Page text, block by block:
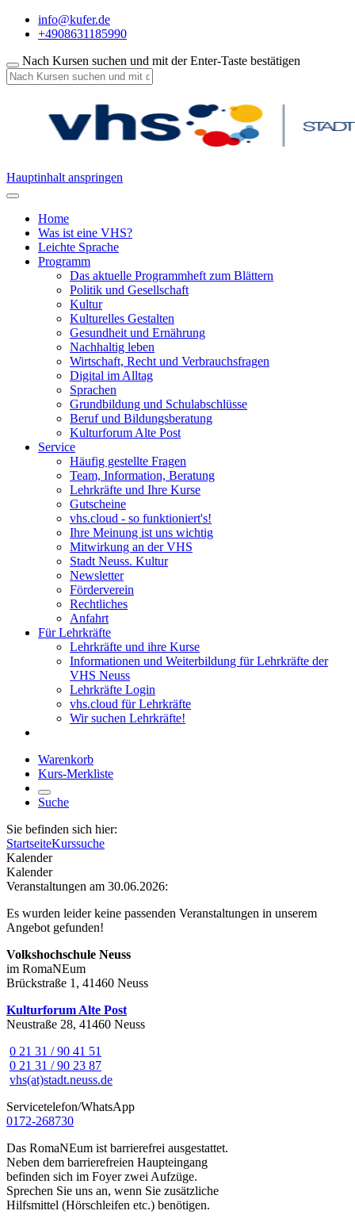
info@kufer.de
+4908631185990
Nach Kursen suchen und mit der Enter-Taste bestätigen
Hauptinhalt anspringen
Home
Was ist eine VHS?
Leichte Sprache
Programm
Das aktuelle Programmheft zum Blättern
Politik und Gesellschaft
Kultur
Kulturelles Gestalten
Gesundheit und Ernährung
Nachhaltig leben
Wirtschaft, Recht und Verbrauchsfragen
Digital im Alltag
Sprachen
Grundbildung und Schulabschlüsse
Beruf und Bildungsberatung
Kulturforum Alte Post
Service
Häufig gestellte Fragen
Team, Information, Beratung
Lehrkräfte und Ihre Kurse
Gutscheine
vhs.cloud - so funktioniert's!
Ihre Meinung ist uns wichtig
Mitwirkung an der VHS
Stadt Neuss. Kultur
Newsletter
Förderverein
Rechtliches
Anfahrt
Für Lehrkräfte
Lehrkräfte und ihre Kurse
Informationen und Weiterbildung für Lehrkräfte der
VHS Neuss
Lehrkräfte Login
vhs.cloud für Lehrkräfte
Wir suchen Lehrkräfte!
Warenkorb
Kurs-Merkliste
Suche
Sie befinden sich hier:
StartseiteKurssuche
Kalender
Kalender
Veranstaltungen am 30.06.2026:
Es wurden leider keine passenden Veranstaltungen in unserem
Angebot gefunden!
Volkshochschule Neuss
im RomaNEum
Brückstraße 1, 41460 Neuss
Kulturforum Alte Post
Neustraße 28, 41460 Neuss
0 21 31 / 90 41 51
0 21 31 / 90 23 87
vhs(at)stadt.neuss.de
Servicetelefon/WhatsApp
0172-268730
Das RomaNEum ist barrierefrei ausgestattet.
Neben dem barrierefreien Haupteingang
befinden sich im Foyer zwei Aufzüge.
Sprechen Sie uns an, wenn Sie zusätzliche
Hilfsmittel (Hörschleifen etc.) benötigen.